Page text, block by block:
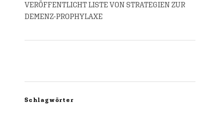
VERÖFFENTLICHT LISTE VON STRATEGIEN ZUR
DEMENZ-PROPHYLAXE
Schlagwörter